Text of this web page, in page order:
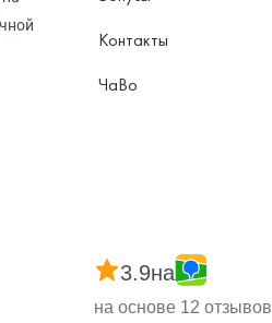
Контакты
ЧаВо
3.9на
на основе 12 отзывов